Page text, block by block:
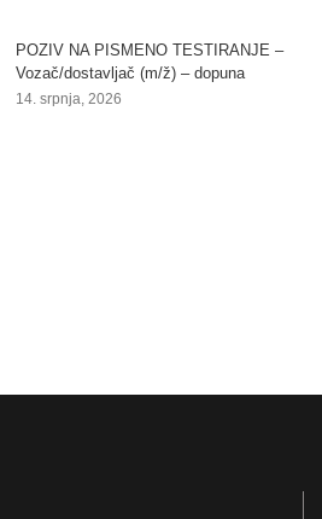
POZIV NA PISMENO TESTIRANJE –
Vozač/dostavljač (m/ž) – dopuna
14. srpnja, 2026